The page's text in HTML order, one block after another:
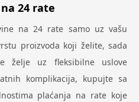
24 rate
na 24 rate samo uz vašu
proizvoda koji želite, sada
želje uz fleksibilne uslove
komplikacija, kupujte sa
plaćanja na rate koje